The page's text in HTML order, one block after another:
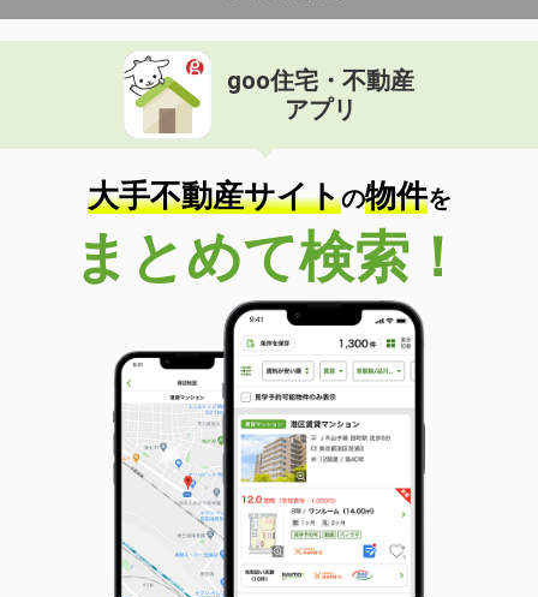
goo住宅・不動産
アプリ
大手不動産サイトの物件を
まとめて検索！